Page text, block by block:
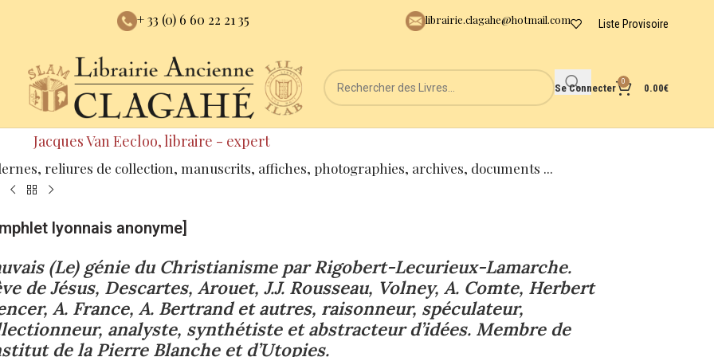
+ 33 (0) 6 60 22 21 35 librairie.clagahe@hotmail.com Liste Provisoire
Se Connecter
0
0.00€
Jacques Van Eecloo, libraire - expert
reliures de collection, manuscrits, affiches, photographies, archives, documents ...
lyonnais anonyme]
(Le) génie du Christianisme par Rigobert-Lecurieux-Lamarche.
de Jésus, Descartes, Arouet, J.J. Rousseau, Volney, A. Comte, Herbert
A. France, A. Bertrand et autres, raisonneur, spéculateur,
analyste, synthétiste et abstracteur d’idées. Membre de
de la Pierre Blanche et d’Utopies.